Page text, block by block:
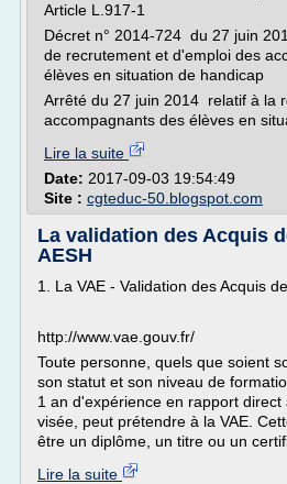
Article L.917-1
Décret n° 2014-724 du 27 juin
de recrutement et d'emploi des
élèves en situation de handicap
Arrêté du 27 juin 2014 relatif à la
accompagnants des élèves en
Lire la suite
Date: 2017-09-03 19:54:49
Site : cgteduc-50.blogspot.com
La validation des Acquis
AESH
1. La VAE - Validation des Acquis
http://www.vae.gouv.fr/
Toute personne, quels que soient
son statut et son niveau de
1 an d'expérience en rapport direct
visée, peut prétendre à la VAE.
être un diplôme, un titre ou un
Lire la suite